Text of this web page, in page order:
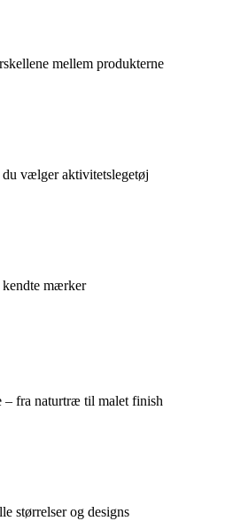
mellem produkterne
vælger aktivitetslegetøj
mærker
fra naturtræ til malet finish
størrelser og designs